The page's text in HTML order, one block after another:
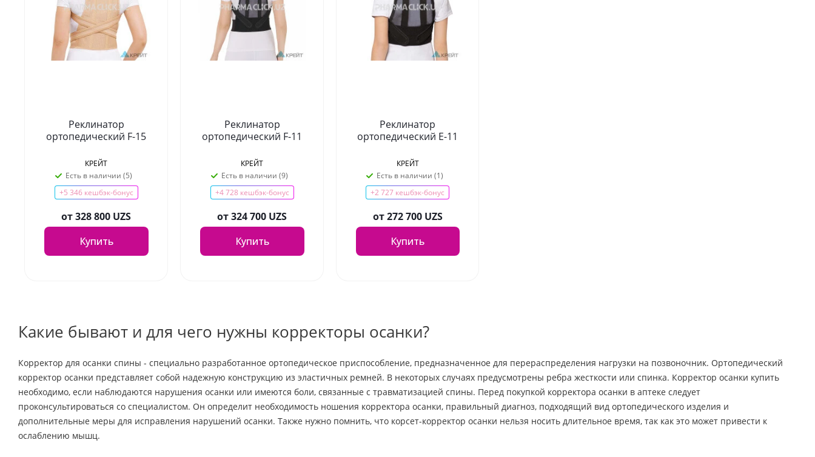
Реклинатор
ортопедический F-15
КРЕЙТ
Есть в наличии (5)
+5 346 кешбэк-бонус
от328 800 UZS
Купить
Реклинатор
ортопедический F-11
КРЕЙТ
Есть в наличии (9)
+4 728 кешбэк-бонус
от324 700 UZS
Купить
Реклинатор
ортопедический Е-11
КРЕЙТ
Есть в наличии (1)
+2 727 кешбэк-бонус
от272 700 UZS
Купить
Какие бывают и для чего нужны корректоры осанки?
Корректор для осанки спины - специально разработанное ортопедическое приспособление, предназначенное для перераспределения нагрузки на позвоночник. Ортопедический
корректор осанки представляет собой надежную конструкцию из эластичных ремней. В некоторых случаях предусмотрены ребра жесткости или спинка. Корректор осанки купить
необходимо, если наблюдаются нарушения осанки или имеются боли, связанные с травматизацией спины. Перед покупкой корректора осанки в аптеке следует
проконсультироваться со специалистом. Он определит необходимость ношения корректора осанки, правильный диагноз, подходящий вид ортопедического изделия и
дополнительные меры для исправления нарушений осанки. Также нужно помнить, что корсет-корректор осанки нельзя носить длительное время, так как это может привести к
ослаблению мышц.